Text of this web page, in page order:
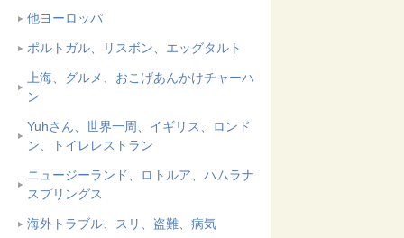
他ヨーロッパ
ポルトガル、リスボン、エッグタルト
上海、グルメ、おこげあんかけチャーハ
ン
Yuhさん、世界一周、イギリス、ロンド
ン、トイレレストラン
ニュージーランド、ロトルア、ハムラナ
スプリングス
海外トラブル、スリ、盗難、病気